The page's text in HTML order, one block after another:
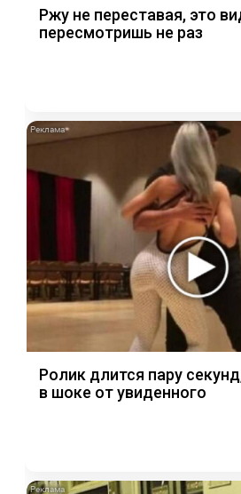
Ржу не переставая, это
пересмотришь не раз
Ролик длится пару
в шоке от увиденного